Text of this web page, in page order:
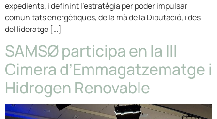
expedients, i definint l’estratègia per poder impulsar
comunitats energètiques, de la mà de la Diputació, i des
del lideratge […]
SAMSØ participa en la III
Cimera d’Emmagatzematge i
Hidrogen Renovable